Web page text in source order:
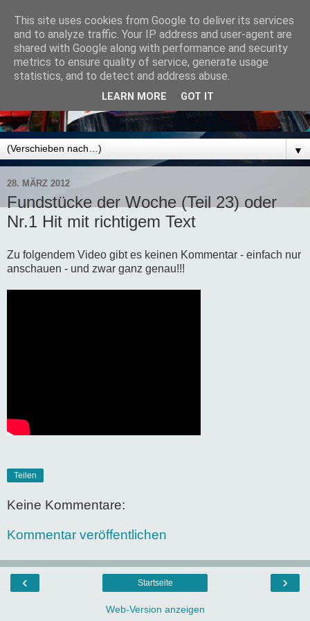
▼
28. MÄRZ 2012
Fundstücke der Woche (Teil 23) oder
Nr.1 Hit mit richtigem Text
Zu folgendem Video gibt es keinen Kommentar - einfach nur
anschauen - und zwar ganz genau!!!
Teilen
Keine Kommentare:
Kommentar veröffentlichen
‹ ›
Startseite
Web-Version anzeigen
This site uses cookies from Google to deliver its services
and to analyze traffic. Your IP address and user-agent are
shared with Google along with performance and security
metrics to ensure quality of service, generate usage
statistics, and to detect and address abuse.
LEARN MORE GOT IT